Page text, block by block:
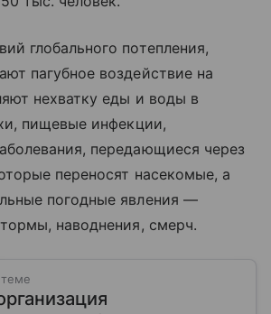
глобального потепления,
пагубное воздействие на
нехватку еды и воды в
пищевые инфекции,
передающиеся через
переносят насекомые, а
погодные явления —
наводнения, смерч.